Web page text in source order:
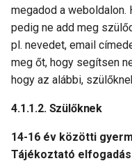
megadod a weboldalon.
pedig ne add meg
pl. nevedet, email
meg őt, hogy segítsen
hogy az alábbi,
Szülőknek
14-16 év közötti
Tájékoztató